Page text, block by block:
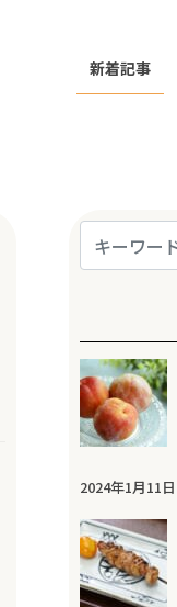
新着記事
2024年1月11日